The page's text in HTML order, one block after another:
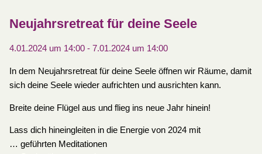
Neujahrsretreat für deine Seele
4.01.2024 um 14:00- 7.01.2024 um 14:00
In dem Neujahrsretreat für deine Seele öffnen wir Räume, damit
sich deine Seele wieder aufrichten und ausrichten kann.
Breite deine Flügel aus und flieg ins neue Jahr hinein!
Lass dich hineingleiten in die Energie von 2024 mit
… geführten Meditationen